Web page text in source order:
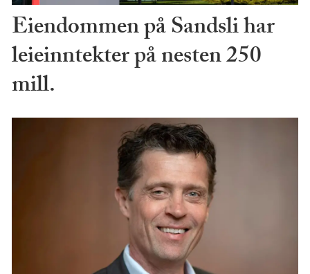
Eiendommen på Sandsli har
leieinntekter på nesten 250
mill.